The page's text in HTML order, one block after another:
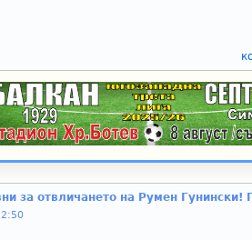
за отвличането на Румен